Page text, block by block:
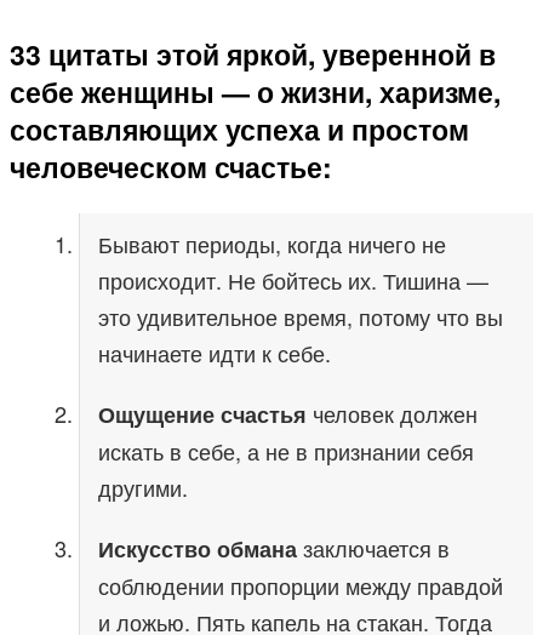
33 цитаты этой яркой, уверенной в
себе женщины — о жизни, харизме,
составляющих успеха и простом
человеческом счастье:
Бывают периоды, когда ничего не
происходит. Не бойтесь их. Тишина —
это удивительное время, потому что вы
начинаете идти к себе.
Ощущение счастья человек должен
искать в себе, а не в признании себя
другими.
Искусство обманазаключается в
соблюдении пропорции между правдой
и ложью. Пять капель на стакан. Тогда